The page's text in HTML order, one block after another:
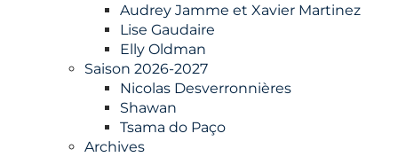
Audrey Jamme et Xavier Martinez
Lise Gaudaire
Elly Oldman
Saison 2026-2027
Nicolas Desverronnières
Shawan
Tsama do Paço
Archives